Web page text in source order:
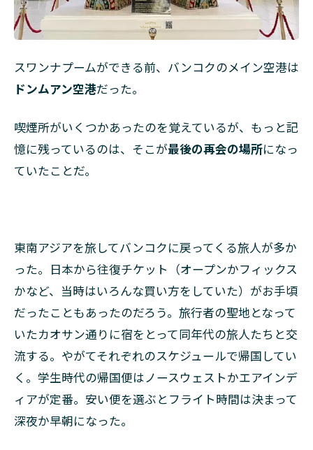
スワンナプームができる前、バンコクのメイン空港は
ドンムアン空港だった。
喫煙所がいくつかあったのを覚えているが、もっと記
憶に残っているのは、そこが最後の再会の場所になっ
ていたことだ。
東南アジアを旅してバンコクに戻ってくる旅人が多か
った。日本から往復チケット（オープンかフィックス
かなど、当時はいろんな買い方をしていた）がお手頃
だったこともあったのだろう。旅行者の聖地となって
いたカオサン通りに宿をとって同年代の旅人たちと交
流する。やがてそれぞれのスケジュールで帰国してい
く。学生時代の帰国便はノースウェストかエアインデ
ィアが定番。安い便を選ぶとフライト時間は決まって
深夜か早朝になった。